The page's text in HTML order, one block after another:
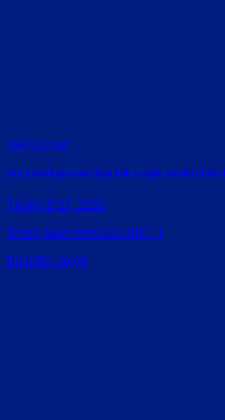
Rate this post
Gợi ý background chụp ảnh couple áo dài chân
Tháng 5 23, 2026
Trong hành trình lưu giữ [...]
Đã kiểm duyệt